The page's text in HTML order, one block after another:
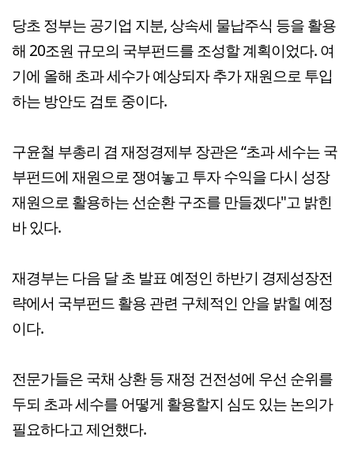
당초 정부는 공기업 지분, 상속세 물납주식 등을 활용
해 20조원 규모의 국부펀드를 조성할 계획이었다. 여
기에 올해 초과 세수가 예상되자 추가 재원으로 투입
하는 방안도 검토 중이다.
구윤철 부총리 겸 재정경제부 장관은 “초과 세수는 국
부펀드에 재원으로 쟁여놓고 투자 수익을 다시 성장
재원으로 활용하는 선순환 구조를 만들겠다"고 밝힌
바 있다.
재경부는 다음 달 초 발표 예정인 하반기 경제성장전
략에서 국부펀드 활용 관련 구체적인 안을 밝힐 예정
이다.
전문가들은 국채 상환 등 재정 건전성에 우선 순위를
두되 초과 세수를 어떻게 활용할지 심도 있는 논의가
필요하다고 제언했다.